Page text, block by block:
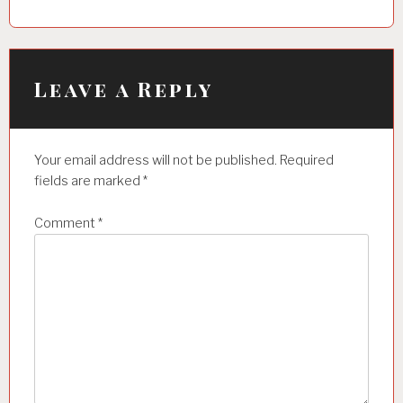
v
a
Leave a Reply
Your email address will not be published. Required
fields are marked *
Comment *